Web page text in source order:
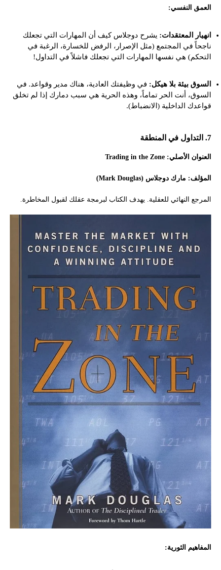
العمق النفسي:
انهيار المعتقدات: يشرح دوجلاس كيف أن المهارات التي تجعلك
ناجحاً في المجتمع (مثل الإصرار، الرفض للخسارة، الرغبة في
التحكم) هي نفسها المهارات التي تجعلك فاشلاً في التداول!
السوق بيئة بلا هيكل: في وظيفتك العادية، هناك مدير وقواعد. في
السوق، أنت الحر تماماً، وهذه الحرية هي سبب دمارك إذا لم تخلق
قواعدك الداخلية (الانضباط).
7. التداول في المنطقة
العنوان الأصلي: Trading in the Zone
المؤلف: مارك دوجلاس (Mark Douglas)
المرجع النهائي للعقلية. يهدف الكتاب لبرمجة عقلك لقبول المخاطرة.
المفاهيم الثورية: